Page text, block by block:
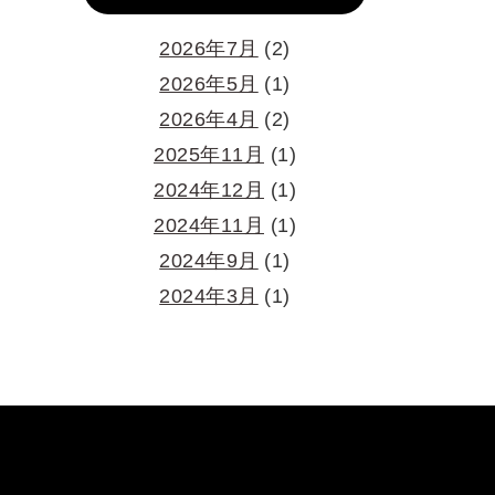
2026年7月 (2)
2026年5月 (1)
2026年4月 (2)
2025年11月 (1)
2024年12月 (1)
2024年11月 (1)
2024年9月 (1)
2024年3月 (1)